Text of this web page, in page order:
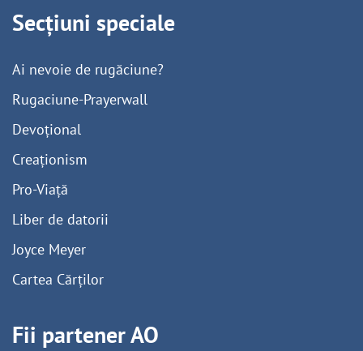
Secțiuni speciale
Ai nevoie de rugăciune?
Rugaciune-Prayerwall
Devoțional
Creaționism
Pro-Viață
Liber de datorii
Joyce Meyer
Cartea Cărților
Fii partener AO